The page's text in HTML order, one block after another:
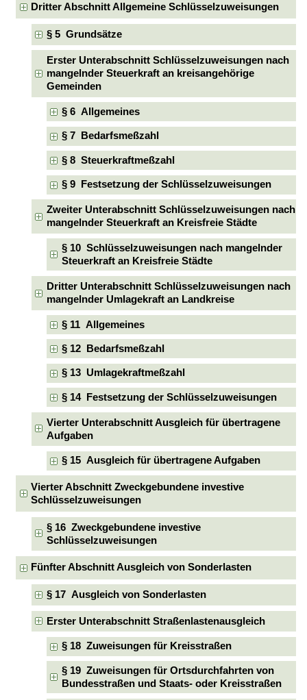
Dritter Abschnitt Allgemeine Schlüsselzuweisungen
§ 5 Grundsätze
Erster Unterabschnitt Schlüsselzuweisungen nach
mangelnder Steuerkraft an kreisangehörige
Gemeinden
§ 6 Allgemeines
§ 7 Bedarfsmeßzahl
§ 8 Steuerkraftmeßzahl
§ 9 Festsetzung der Schlüsselzuweisungen
Zweiter Unterabschnitt Schlüsselzuweisungen nach
mangelnder Steuerkraft an Kreisfreie Städte
§ 10 Schlüsselzuweisungen nach mangelnder
Steuerkraft an Kreisfreie Städte
Dritter Unterabschnitt Schlüsselzuweisungen nach
mangelnder Umlagekraft an Landkreise
§ 11 Allgemeines
§ 12 Bedarfsmeßzahl
§ 13 Umlagekraftmeßzahl
§ 14 Festsetzung der Schlüsselzuweisungen
Vierter Unterabschnitt Ausgleich für übertragene
Aufgaben
§ 15 Ausgleich für übertragene Aufgaben
Vierter Abschnitt Zweckgebundene investive
Schlüsselzuweisungen
§ 16 Zweckgebundene investive
Schlüsselzuweisungen
Fünfter Abschnitt Ausgleich von Sonderlasten
§ 17 Ausgleich von Sonderlasten
Erster Unterabschnitt Straßenlastenausgleich
§ 18 Zuweisungen für Kreisstraßen
§ 19 Zuweisungen für Ortsdurchfahrten von
Bundesstraßen und Staats- oder Kreisstraßen